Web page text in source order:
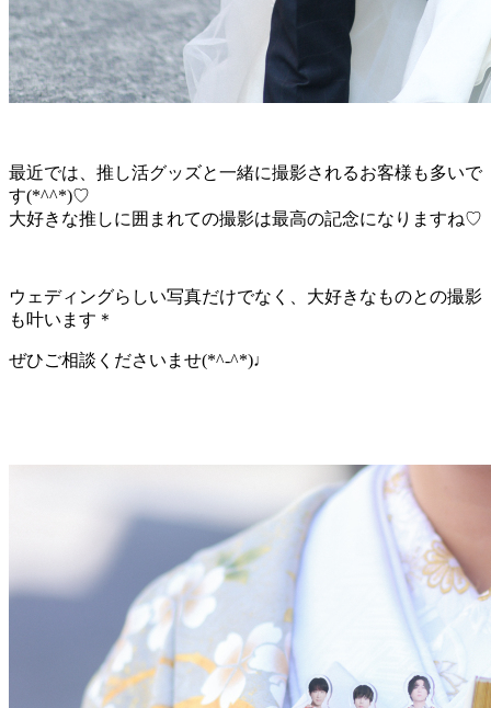
最近では、推し活グッズと一緒に撮影されるお客様も多いで
す(*^^*)♡
大好きな推しに囲まれての撮影は最高の記念になりますね♡
ウェディングらしい写真だけでなく、大好きなものとの撮影
も叶います＊
ぜひご相談くださいませ(*^-^*)♩